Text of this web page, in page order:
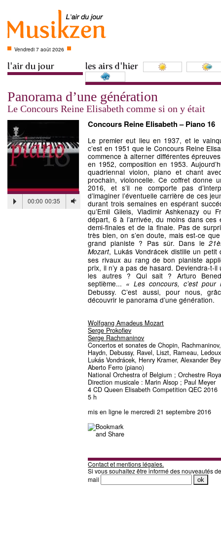
Vendredi 7 août 2026
Panorama d’une génération
Le Concours Reine Elisabeth comme si on y était
00:00 00:35
Concours Reine Elisabeth – Piano 16
Le premier eut lieu en 1937, et le
c’est en 1951 que le Concours Reine
commence à alterner différentes
en 1952, composition en 1953.
quadriennal violon, piano et chant
prochain, violoncelle. Ce coffret donne
2016, et s’il ne comporte pas
d’imaginer l’éventuelle carrière de ces
durant trois semaines en espérant
qu’Emil Gilels, Vladimir Ashkenazy ou
départ, 6 à l’arrivée, du moins dans
demi-finales et de la finale. Pas de
très bien, on s’en doute, mais est-ce
grand pianiste ? Pas sûr. Dans le
Mozart, Lukás Vondrácek distille un
ses rivaux au rang de bon pianiste
prix, il n’y a pas de hasard. Deviendra-t-
les autres ? Qui sait ? Arturo
septième... « Les concours, c’est pour
Debussy. C’est aussi, pour nous,
découvrir le panorama d’une génération.
Wolfgang Amadeus Mozart
Serge Prokofiev
Serge Rachmaninov
Concertos et sonates de Chopin,
Haydn, Debussy, Ravel, Liszt, Rameau,
Lukás Vondrácek, Henry Kramer, Alexander
Aberto Ferro (piano)
National Orchestra of Belgium ; Orchestre
Direction musicale : Marin Alsop ; Paul Meyer
4 CD Queen Elisabeth Competition QEC 2016
5 h
mis en ligne le mercredi 21 septembre 2016
Contact et mentions légales.
Si vous souhaitez être informé des nouveautés
mail